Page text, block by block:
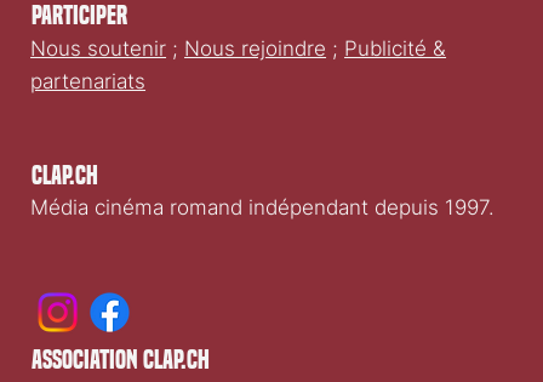
Clap.ch
Média cinéma romand indépendant depuis 1997.
Participer
Nous soutenir ; Nous rejoindre ; Publicité &
partenariats
association clap.ch